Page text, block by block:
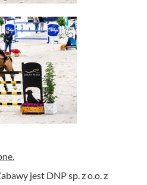
jest DNP sp. z o.o. z